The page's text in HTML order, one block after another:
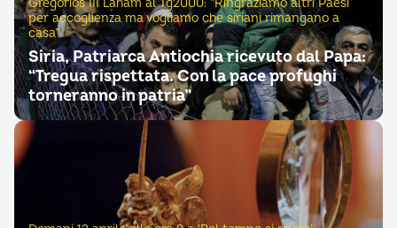
Gregorios III Laham al Tg2000: “Ringraziamo altri Paesi
per accoglienza ma vogliamo che siriani rimangano a
casa”
Siria, Patriarca Antiochia ricevuto dal Papa:
“Tregua rispettata. Con la pace profughi
torneranno in patria”